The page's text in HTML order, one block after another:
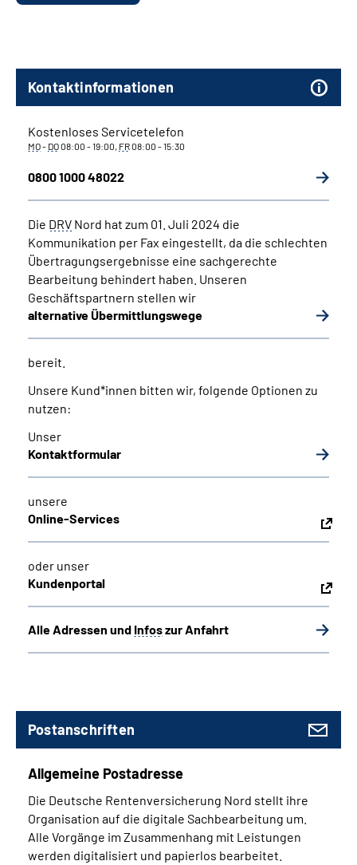
Kontaktinformationen
Kostenloses Servicetelefon
MO- DO08:00 - 19:00, FR08:00 - 15:30
0800 1000 48022
Die DRV Nord hat zum 01. Juli 2024 die
Kommunikation per Fax eingestellt, da die schlechten
Übertragungsergebnisse eine sachgerechte
Bearbeitung behindert haben. Unseren
Geschäftspartnern stellen wir
alternative Übermittlungswege
bereit.
Unsere Kund*innen bitten wir, folgende Optionen zu
nutzen:
Unser
Kontaktformular
unsere
Online-Services
oder unser
Kundenportal
Alle Adressen und Infoszur Anfahrt
Postanschriften
Allgemeine Postadresse
Die Deutsche Rentenversicherung Nord stellt ihre
Organisation auf die digitale Sachbearbeitung um.
Alle Vorgänge im Zusammenhang mit Leistungen
werden digitalisiert und papierlos bearbeitet.